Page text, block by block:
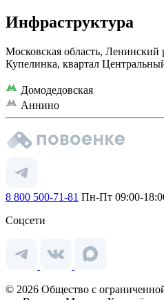
Инфраструктура
Московская область,
Купелинка, квартал
Домодедовская
Аннино
8 800 500-71-81 Пн-Пт 09:00-
Соцсети
© 2026 Общество с